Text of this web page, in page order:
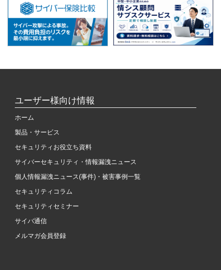
ユーザー様向け情報
ホーム
製品・サービス
セキュリティお役立ち資料
サイバーセキュリティ・情報漏洩ニュース
個人情報漏洩ニュース(事件)・被害事例一覧
セキュリティコラム
セキュリティセミナー
サイバ通信
メルマガ会員登録